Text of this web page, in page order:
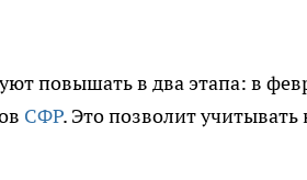
повышать в два этапа: в
СФР. Это позволит